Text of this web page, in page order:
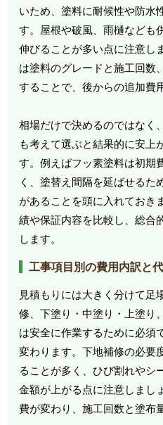
いため、塗料に耐候性や防水
す。屋根や破風、雨樋なども
伸びることが多い点に注意し
は塗料のグレードと施工回数
することで、後からの追加費
相場だけで決めるのではなく
も考えて選ぶと結果的に安上
す。例えばフッ素塗料は初期
く、塗替え間隔を延ばせるた
があることを頭に入れておき
績や保証内容を比較し、総合
します。
工事項目別の費用内訳と
見積もりには大きく分けて足
修、下塗り・中塗り・上塗り
は安全に作業するために必須
変わります。下地補修の必要
ることが多く、ひび割れやシ
金額が上がる点に注意しまし
費が変わり、施工回数と塗布